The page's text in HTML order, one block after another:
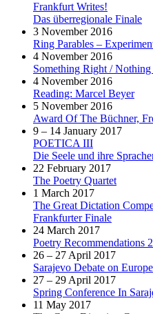
Frankfurt Writes!
Das überregionale Finale
3 November 2016
Ring Parables –
4 November 2016
Something Right /
4 November 2016
Reading: Marcel Beyer
5 November 2016
Award Of The Büchner,
9 – 14 January 2017
POETICA III
Die Seele und ihre
22 February 2017
The Poetry Quartet
1 March 2017
The Great Dictation
Frankfurter Finale
24 March 2017
Poetry Recommendations
26 – 27 April 2017
Sarajevo Debate on Europe
27 – 29 April 2017
Spring Conference In
11 May 2017